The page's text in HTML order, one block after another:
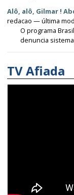
Alô, alô, Gilmar !
redacao — última
O programa
denuncia
TV Afiada